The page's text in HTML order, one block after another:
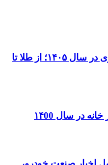
بهترین روش‌های سرمایه‌گذاری در سال ۱۴۰۵؛ از طلا تا
در سال ۱۴00